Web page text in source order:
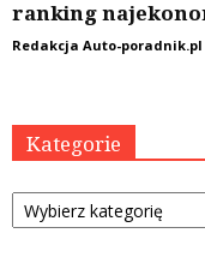
ranking
Redakcja Auto-poradnik.pl
Kategorie
Kategorie